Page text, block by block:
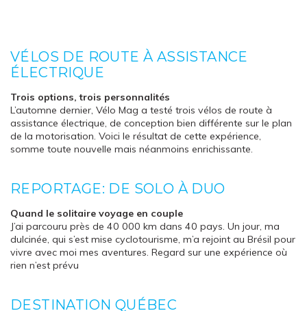
VÉLOS DE ROUTE À ASSISTANCE
ÉLECTRIQUE
Trois options, trois personnalités
L’automne dernier, Vélo Mag a testé trois vélos de route à
assistance électrique, de conception bien différente sur le plan
de la motorisation. Voici le résultat de cette expérience,
somme toute nouvelle mais néanmoins enrichissante.
REPORTAGE: DE SOLO À DUO
Quand le solitaire voyage en couple
J’ai parcouru près de 40 000 km dans 40 pays. Un jour, ma
dulcinée, qui s’est mise cyclotourisme, m’a rejoint au Brésil pour
vivre avec moi mes aventures. Regard sur une expérience où
rien n’est prévu
DESTINATION QUÉBEC